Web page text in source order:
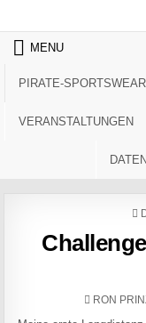
MENU
PIRATE-SPORTSWEAR
VERANSTALTUNGEN
AUTHOR:
RON